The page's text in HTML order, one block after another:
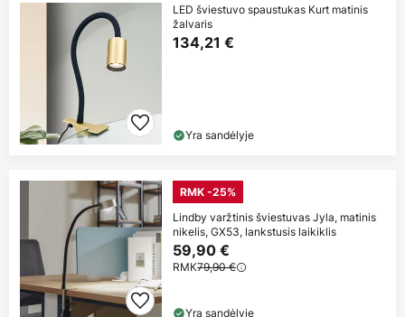
LED šviestuvo spaustukas Kurt matinis
žalvaris
134,21 €
Yra sandėlyje
RMK -25%
Lindby varžtinis šviestuvas Jyla, matinis
nikelis, GX53, lankstusis laikiklis
59,90 €
RMK79,90 €
Yra sandėlyje